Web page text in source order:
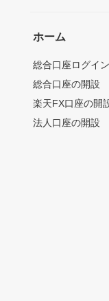
ホーム
総合口座ログイン
総合口座の開設
楽天FX口座の開
法人口座の開設